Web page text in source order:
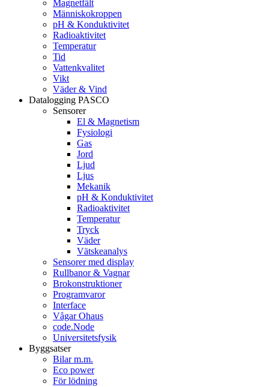
Magnetfält
Människokroppen
pH & Konduktivitet
Radioaktivitet
Temperatur
Tid
Vattenkvalitet
Vikt
Väder & Vind
Datalogging PASCO
Sensorer
El & Magnetism
Fysiologi
Gas
Jord
Ljud
Ljus
Mekanik
pH & Konduktivitet
Radioaktivitet
Temperatur
Tryck
Väder
Vätskeanalys
Sensorer med display
Rullbanor & Vagnar
Brokonstruktioner
Programvaror
Interface
Vågar Ohaus
code.Node
Universitetsfysik
Byggsatser
Bilar m.m.
Eco power
För lödning